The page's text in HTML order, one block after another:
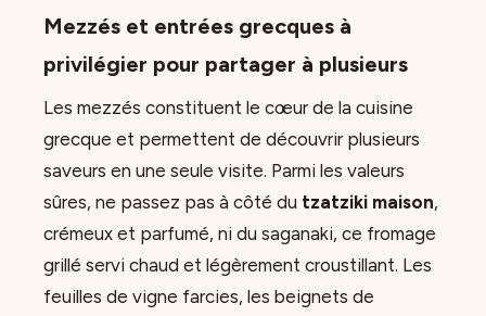
Mezzés et entrées grecques à
privilégier pour partager à plusieurs
Les mezzés constituent le cœur de la cuisine
grecque et permettent de découvrir plusieurs
saveurs en une seule visite. Parmi les valeurs
sûres, ne passez pas à côté du tzatziki maison,
crémeux et parfumé, ni du saganaki, ce fromage
grillé servi chaud et légèrement croustillant. Les
feuilles de vigne farcies, les beignets de